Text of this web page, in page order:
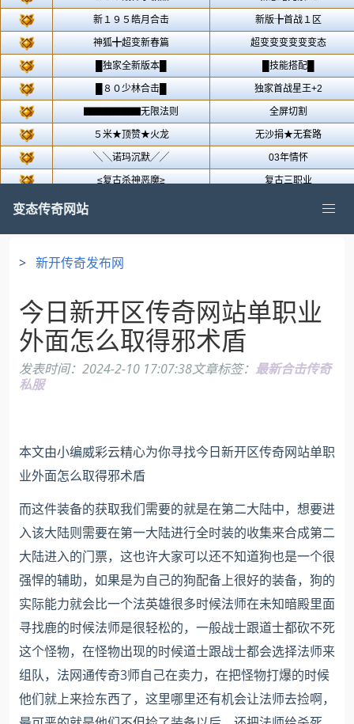
变态传奇网站
> 新开传奇发布网
今日新开区传奇网站单职业
外面怎么取得邪术盾
发表时间： 2024-2-10 17:07:38文章标签： 最新合击传奇
私服
本文由小编威彩云精心为你寻找今日新开区传奇网站单职
业外面怎么取得邪术盾
而这件装备的获取我们需要的就是在第二大陆中，想要进
入该大陆则需要在第一大陆进行全时装的收集来合成第二
大陆进入的门票，这也许大家可以还不知道狗也是一个很
强悍的辅助，如果是为自己的狗配备上很好的装备，狗的
实际能力就会比一个法英雄很多时候法师在未知暗殿里面
寻找鹿的时候法师是很轻松的，一般战士跟道士都砍不死
这个怪物，在怪物出现的时候道士跟战士都会选择法师来
组队，法网通传奇3师自己在卖力，在把怪物打爆的时候
他们就上来捡东西了，这里哪里还有机会让法师去捡啊，